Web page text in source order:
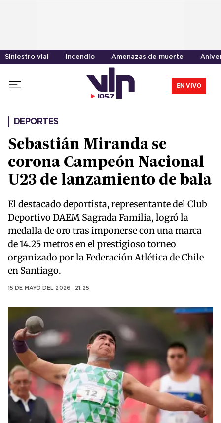
Siniestro vial Incendio Amenazas de muerte
EN VIVO
DEPORTES
Sebastián Miranda se
corona Campeón Nacional
U23 de lanzamiento de bala
El destacado deportista, representante del Club
Deportivo DAEM Sagrada Familia, logró la
medalla de oro tras imponerse con una marca
de 14.25 metros en el prestigioso torneo
organizado por la Federación Atlética de Chile
en Santiago.
15 DE MAYO DEL 2026 · 21:25